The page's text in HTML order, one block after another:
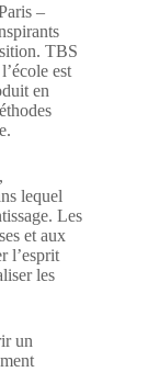
–
TBS
est
en
lequel
Les
et aux
l’esprit
les
un